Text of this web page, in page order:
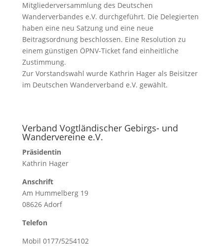
Mitgliederversammlung des Deutschen
Wanderverbandes e.V. durchgeführt. Die Delegierten
haben eine neu Satzung und eine neue
Beitragsordnung beschlossen. Eine Resolution zu
einem günstigen ÖPNV-Ticket fand einheitliche
Zustimmung.
Zur Vorstandswahl wurde Kathrin Hager als Beisitzer
im Deutschen Wanderverband e.V. gewählt.
Verband Vogtländischer Gebirgs- und
Wandervereine e.V.
Präsidentin
Kathrin Hager
Anschrift
Am Hummelberg 19
08626 Adorf
Telefon
Mobil 0177/5254102